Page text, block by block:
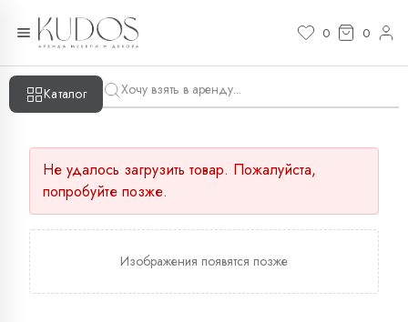
0 0
Каталог
Не удалось загрузить товар. Пожалуйста,
попробуйте позже.
Изображения появятся позже